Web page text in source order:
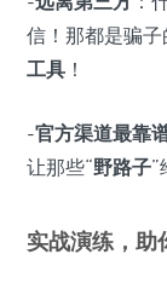
信！那都是骗
工具 ！
-官方渠道最靠
让那些“野路子”
实战演练，助